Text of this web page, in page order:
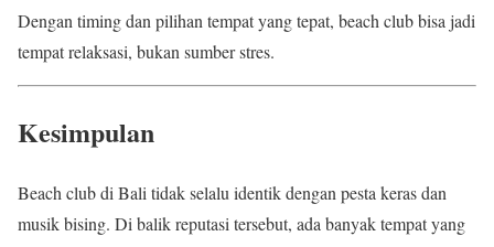
Dengan timing dan pilihan tempat yang tepat, beach club bisa jadi
tempat relaksasi, bukan sumber stres.
Kesimpulan
Beach club di Bali tidak selalu identik dengan pesta keras dan
musik bising. Di balik reputasi tersebut, ada banyak tempat yang